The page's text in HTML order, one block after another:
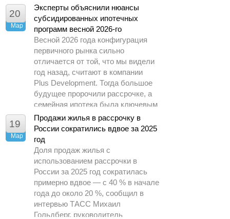
– почти в 1,5 раза.
20
Мар
Эксперты объяснили нюансы
субсидированных ипотечных
программ весной 2026-го
Весной 2026 года конфигурация
первичного рынка сильно
отличается от той, что мы видели
год назад, считают в компании
Plus Development. Тогда большое
будущее пророчили рассрочке, а
семейная ипотека была ключевым
драйвером спроса.
19
Мар
Продажи жилья в рассрочку в
России сократились вдвое за 2025
год
Доля продаж жилья с
использованием рассрочки в
России за 2025 год сократилась
примерно вдвое — с 40 % в начале
года до около 20 %, сообщил в
интервью ТАСС Михаил
Гольдберг, руководитель